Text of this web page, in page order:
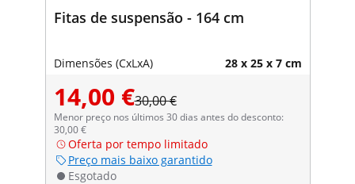
Fitas de suspensão - 164 cm
Dimensões (CxLxA) 28 x 25 x 7 cm
14,00 €30,00 €
Menor preço nos últimos 30 dias antes do desconto:
30,00 €
Oferta por tempo limitado
Preço mais baixo garantido
Esgotado